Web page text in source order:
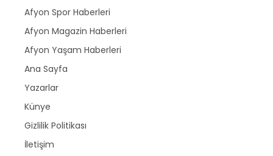
Afyon Spor Haberleri
Afyon Magazin Haberleri
Afyon Yaşam Haberleri
Ana Sayfa
Yazarlar
Künye
Gizlilik Politikası
İletişim